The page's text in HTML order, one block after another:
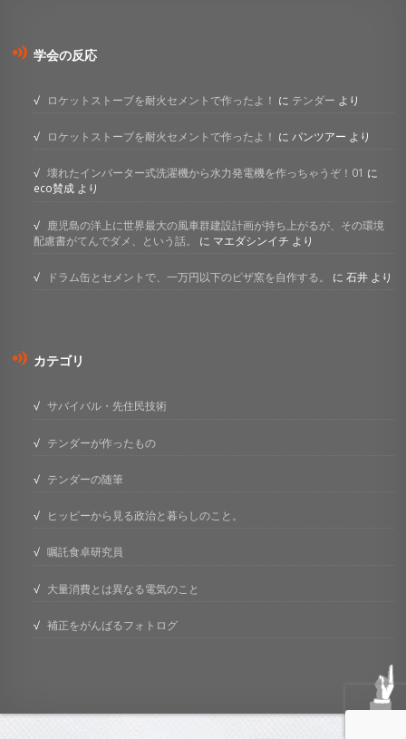
学会の反応
ロケットストーブを耐火セメントで作ったよ！ に テンダー より
ロケットストーブを耐火セメントで作ったよ！ に パンツアー より
壊れたインバーター式洗濯機から水力発電機を作っちゃうぞ！01 に
eco賛成 より
鹿児島の洋上に世界最大の風車群建設計画が持ち上がるが、その環境
配慮書がてんでダメ、という話。
に マエダシンイチ より
ドラム缶とセメントで、一万円以下のピザ窯を自作する。 に石井 より
カテゴリ
サバイバル・先住民技術
テンダーが作ったもの
テンダーの随筆
ヒッピーから見る政治と暮らしのこと。
嘱託食卓研究員
大量消費とは異なる電気のこと
補正をがんばるフォトログ